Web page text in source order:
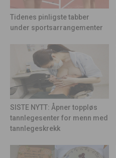
Tidenes pinligste tabber
under sportsarrangementer
SISTE NYTT: Åpner toppløs
tannlegesenter for menn med
tannlegeskrekk